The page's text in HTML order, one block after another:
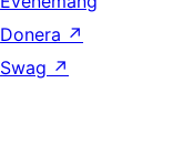
Donera ↗
Swag ↗